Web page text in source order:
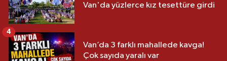
Van'da yüzlerce kız tesettüre girdi
Van’da 3 farklı mahallede kavga!
Çok sayıda yaralı var
4